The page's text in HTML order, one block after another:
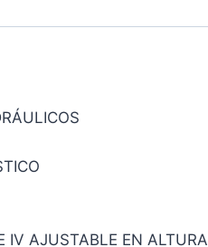
IV AJUSTABLE EN ALTURA